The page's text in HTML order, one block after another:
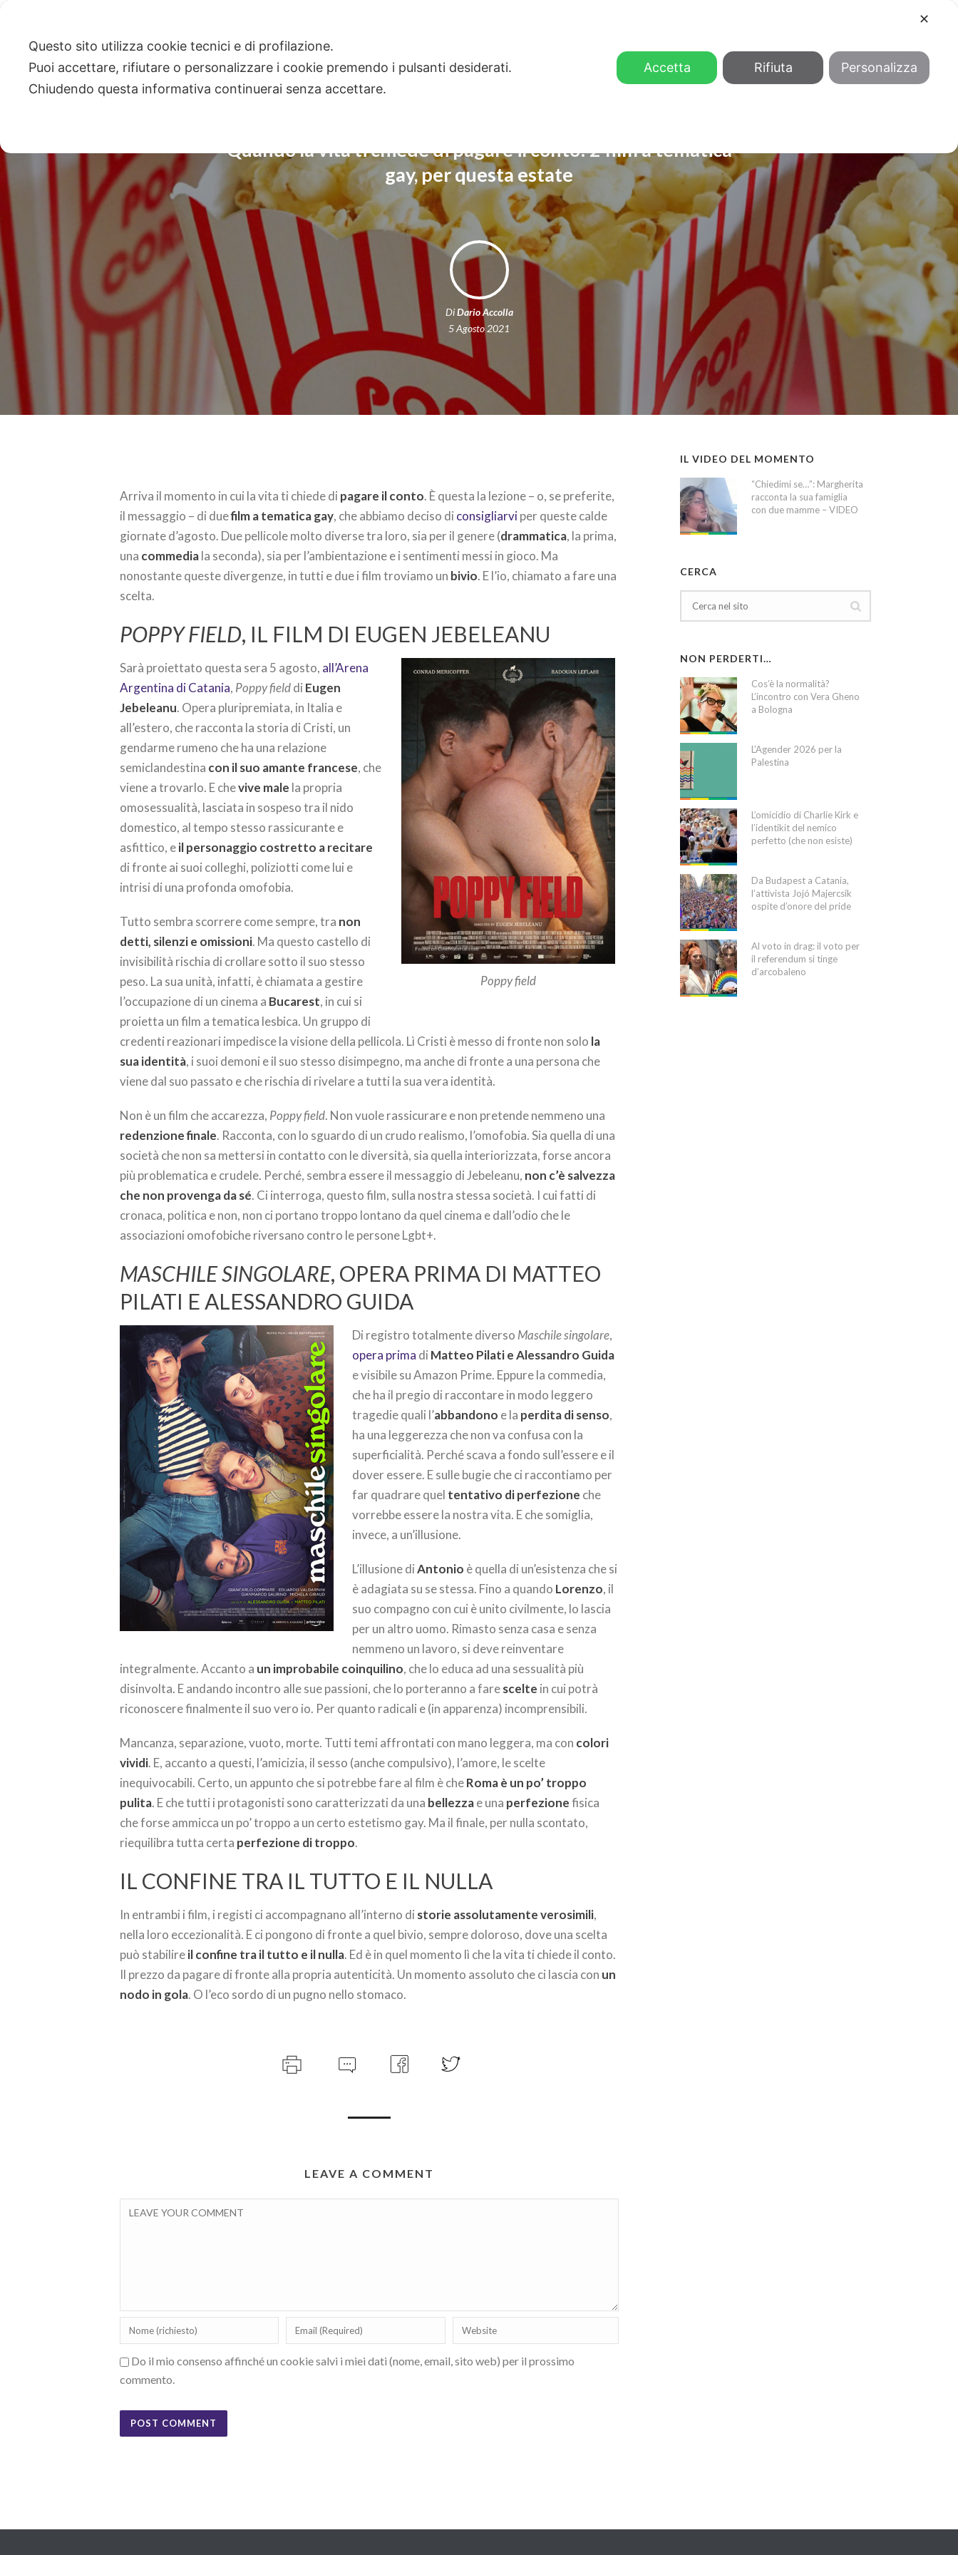
Quando la vita ti chiede di pagare il conto: 2 film a tematica
gay, per questa estate
DiDario Accolla
5 Agosto 2021
Arriva il momento in cui la vita ti chiede di pagare il conto. È questa la lezione – o, se preferite,
il messaggio – di duefilm a tematica gay, che abbiamo deciso di consigliarviper queste calde
giornate d’agosto. Due pellicole molto diverse tra loro, sia per il genere (drammatica, la prima,
una commediala seconda), sia per l’ambientazione e i sentimenti messi in gioco. Ma
nonostante queste divergenze, in tutti e due i film troviamo un bivio. E l’io, chiamato a fare una
scelta.
POPPY FIELD, IL FILM DI EUGEN JEBELEANU
Poppy field
Sarà proiettato questa sera 5 agosto, all’Arena
Argentina di Catania, Poppy fielddi Eugen
Jebeleanu. Opera pluripremiata, in Italia e
all’estero, che racconta la storia di Cristi, un
gendarme rumeno che ha una relazione
semiclandestina con il suo amante francese, che
viene a trovarlo. E chevive male la propria
omosessualità, lasciata in sospeso tra il nido
domestico, al tempo stesso rassicurante e
asfittico, eil personaggio costretto a recitare
di fronte ai suoi colleghi, poliziotti come lui e
intrisi di una profonda omofobia.
Tutto sembra scorrere come sempre, tra non
detti, silenzi e omissioni. Ma questo castello di
invisibilità rischia di crollare sotto il suo stesso
peso. La sua unità, infatti, è chiamata a gestire
l’occupazione di un cinema a Bucarest, in cui si
proietta un film a tematica lesbica. Un gruppo di
credenti reazionari impedisce la visione della pellicola. Lì Cristi è messo di fronte non solo la
sua identità, i suoi demoni e il suo stesso disimpegno, ma anche di fronte a una persona che
viene dal suo passato e che rischia di rivelare a tutti la sua vera identità.
Non è un film che accarezza, Poppy field. Non vuole rassicurare e non pretende nemmeno una
redenzione finale. Racconta, con lo sguardo di un crudo realismo, l’omofobia. Sia quella di una
società che non sa mettersi in contatto con le diversità, sia quella interiorizzata, forse ancora
più problematica e crudele. Perché, sembra essere il messaggio di Jebeleanu, non c’è salvezza
che non provenga da sé. Ci interroga, questo film, sulla nostra stessa società. I cui fatti di
cronaca, politica e non, non ci portano troppo lontano da quel cinema e dall’odio che le
associazioni omofobiche riversano contro le persone Lgbt+.
MASCHILE SINGOLARE, OPERA PRIMA DI MATTEO
PILATI E ALESSANDRO GUIDA
Di registro totalmente diverso Maschile singolare,
opera prima di Matteo Pilati e Alessandro Guida
e visibile su Amazon Prime. Eppure la commedia,
che ha il pregio di raccontare in modo leggero
tragedie quali l’abbandono e la perdita di senso,
ha una leggerezza che non va confusa con la
superficialità. Perché scava a fondo sull’essere e il
dover essere. E sulle bugie che ci raccontiamo per
far quadrare quel tentativo di perfezione che
vorrebbe essere la nostra vita. E che somiglia,
invece, a un’illusione.
L’illusione diAntonio è quella di un’esistenza che si
è adagiata su se stessa. Fino a quando Lorenzo, il
suo compagno con cui è unito civilmente, lo lascia
per un altro uomo. Rimasto senza casa e senza
nemmeno un lavoro, si deve reinventare
integralmente. Accanto a un improbabile coinquilino, che lo educa ad una sessualità più
disinvolta. E andando incontro alle sue passioni, che lo porteranno a farescelte in cui potrà
riconoscere finalmente il suo vero io. Per quanto radicali e (in apparenza) incomprensibili.
Mancanza, separazione, vuoto, morte. Tutti temi affrontati con mano leggera, ma con colori
vividi. E, accanto a questi, l’amicizia, il sesso (anche compulsivo), l’amore, le scelte
inequivocabili. Certo, un appunto che si potrebbe fare al film è cheRoma è un po’ troppo
pulita. E che tutti i protagonisti sono caratterizzati da una bellezzae una perfezionefisica
che forse ammicca un po’ troppo a un certo estetismo gay. Ma il finale, per nulla scontato,
riequilibra tutta certa perfezione di troppo.
IL CONFINE TRA IL TUTTO E IL NULLA
In entrambi i film, i registi ci accompagnano all’interno di storie assolutamente verosimili,
nella loro eccezionalità. E ci pongono di fronte a quel bivio, sempre doloroso, dove una scelta
può stabilireil confine tra il tutto e il nulla. Ed è in quel momento lì che la vita ti chiede il conto.
Il prezzo da pagare di fronte alla propria autenticità. Un momento assoluto che ci lascia con un
nodo in gola. O l’eco sordo di un pugno nello stomaco.
LEAVE A COMMENT
Do il mio consenso affinché un cookie salvi i miei dati (nome, email, sito web) per il prossimo
commento.
IL VIDEO DEL MOMENTO
“Chiedimi se…”: Margherita
racconta la sua famiglia
con due mamme – VIDEO
CERCA
NON PERDERTI…
Cos’è la normalità?
L’incontro con Vera Gheno
a Bologna
L’Agender 2026 per la
Palestina
L’omicidio di Charlie Kirk e
l’identikit del nemico
perfetto (che non esiste)
Da Budapest a Catania,
l’attivista Jojó Majercsik
ospite d’onore del pride
Al voto in drag: il voto per
il referendum si tinge
d’arcobaleno
✕
Questo sito utilizza cookie tecnici e di profilazione.
Puoi accettare, rifiutare o personalizzare i cookie premendo i pulsanti desiderati.
Chiudendo questa informativa continuerai senza accettare.
Accetta Rifiuta Personalizza